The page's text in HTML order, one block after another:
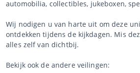
automobilia, collectibles, jukeboxen,
Wij nodigen u van harte uit om deze
ontdekken tijdens de kijkdagen. Mis
alles zelf van dichtbij.
Bekijk ook de andere veilingen: